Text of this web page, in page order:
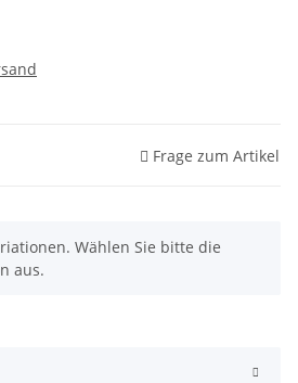
Frage zum Artikel
Wählen Sie bitte die
aus.